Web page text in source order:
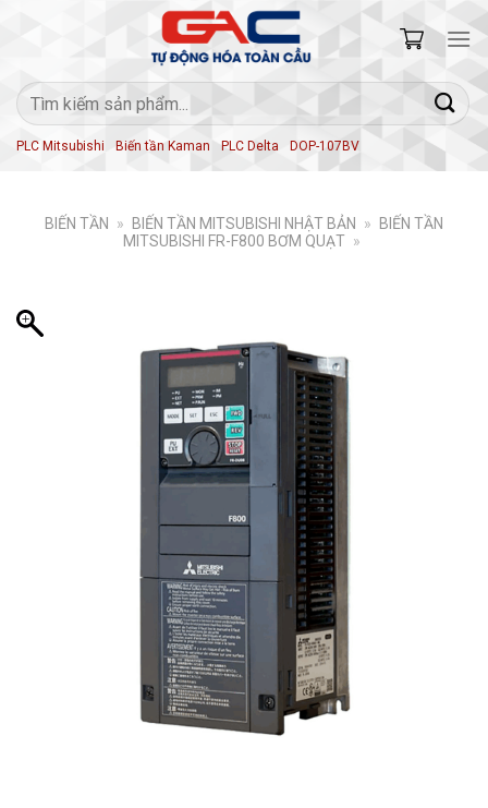
Tìm
kiếm:
PLC Mitsubishi Biến tần Kaman PLC Delta DOP-107BV
BIẾN TẦN » BIẾN TẦN MITSUBISHI NHẬT BẢN »
BIẾN TẦN
MITSUBISHI FR-F800 BƠM QUẠT »